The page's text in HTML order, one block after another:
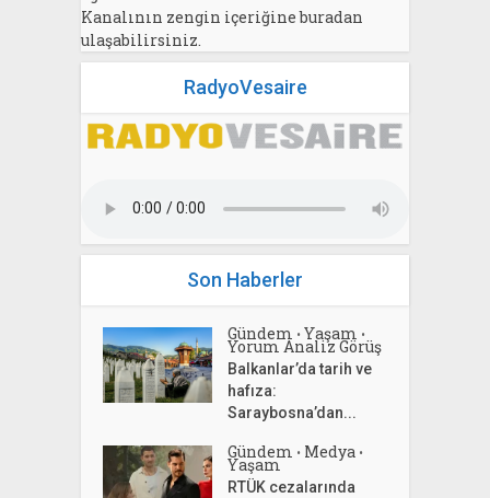
Kanalının zengin içeriğine buradan
ulaşabilirsiniz.
RadyoVesaire
Son Haberler
Gündem • Yaşam •
Yorum Analiz Görüş
Balkanlar’da tarih ve
hafıza:
Saraybosna’dan...
Gündem • Medya •
Yaşam
RTÜK cezalarında